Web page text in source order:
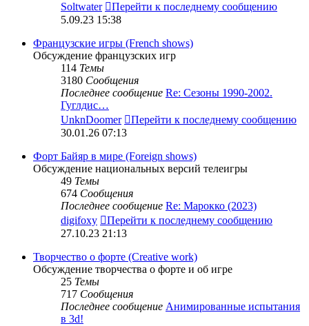
Soltwater
Перейти к последнему сообщению
5.09.23 15:38
Французские игры (French shows)
Обсуждение французских игр
114 Темы
3180 Сообщения
Последнее сообщение Re: Сезоны 1990-2002.
Гуглдис…
UnknDoomer
Перейти к последнему сообщению
30.01.26 07:13
Форт Байяр в мире (Foreign shows)
Обсуждение национальных версий телеигры
49 Темы
674 Сообщения
Последнее сообщение Re: Марокко (2023)
digifoxy
Перейти к последнему сообщению
27.10.23 21:13
Творчество о форте (Creative work)
Обсуждение творчества о форте и об игре
25 Темы
717 Сообщения
Последнее сообщение Анимированные испытания
в 3d!